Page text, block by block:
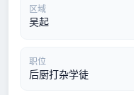
区域
吴起
职位
后厨打杂学徒